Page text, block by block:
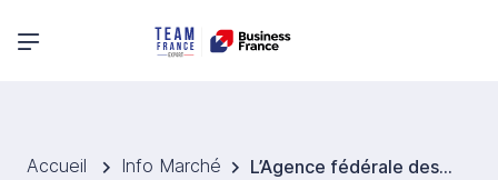
Menu principal
Accueil Info Marché L’Agence fédérale des réseaux présente ses réflexions sur la réforme des tarifs d’utilisation du réseau électrique